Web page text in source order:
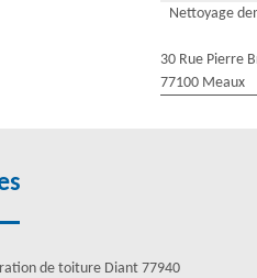
Nettoyage
30 Rue Pierre
77100 Meaux
de toiture Diant 77940